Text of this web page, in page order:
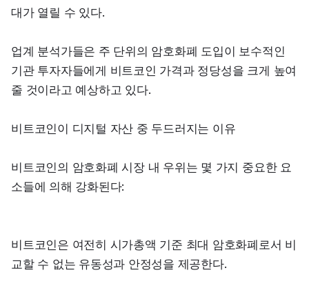
대가 열릴 수 있다.
업계 분석가들은 주 단위의 암호화폐 도입이 보수적인
기관 투자자들에게 비트코인 가격과 정당성을 크게 높여
줄 것이라고 예상하고 있다.
비트코인이 디지털 자산 중 두드러지는 이유
비트코인의 암호화폐 시장 내 우위는 몇 가지 중요한 요
소들에 의해 강화된다:
비트코인은 여전히 시가총액 기준 최대 암호화폐로서 비
교할 수 없는 유동성과 안정성을 제공한다.